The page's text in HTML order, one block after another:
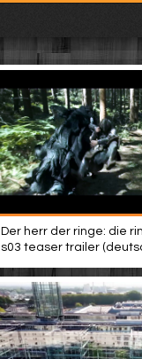
Der herr der ringe: die
s03 teaser trailer